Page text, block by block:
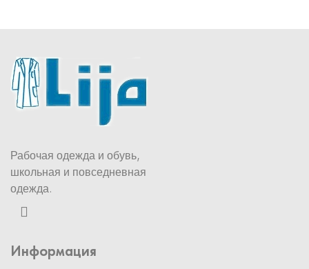
Рабочая одежда и обувь,
школьная и повседневная
одежда.
Информация